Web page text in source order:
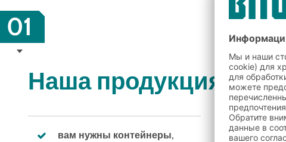
01
Наша продукция
вам нужны контейнеры,
вам